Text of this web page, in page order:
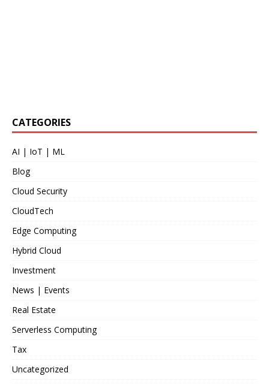
CATEGORIES
AI | IoT | ML
Blog
Cloud Security
CloudTech
Edge Computing
Hybrid Cloud
Investment
News | Events
Real Estate
Serverless Computing
Tax
Uncategorized